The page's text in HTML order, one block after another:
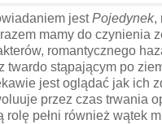
jestPojedynek,
mamy do czynienia
romantycznego
twardo stąpającym po
jest oglądać jak ich
przez czas trwania
rolę pełni również wątek